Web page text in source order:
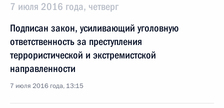
7 июля 2016 года, четверг
Подписан закон, усиливающий уголовную
ответственность за преступления
террористической и экстремистской
направленности
7 июля 2016 года, 13:15